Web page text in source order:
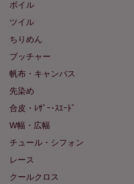
ボイル
ツイル
ちりめん
ブッチャー
帆布・キャンバス
先染め
合皮・ﾚｻﾞｰ･ｽｴｰﾄﾞ
W幅・広幅
チュール・シフォン
レース
クールクロス